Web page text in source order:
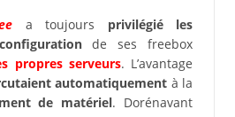
a toujours privilégié les
de ses freebox
propres serveurs. L’avantage
automatiquement à la
de matériel. Dorénavant